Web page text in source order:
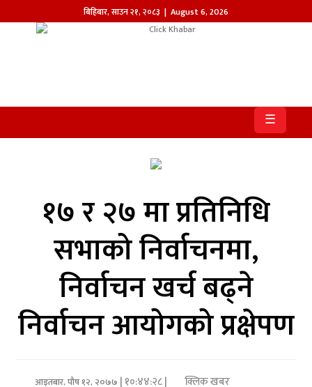
बिहिबार,साउन२१,२०८३ | August 6, 2026
पत्रिका
सम्पादकीय
अन्तर्राष्ट्रिय
☰
१७ र २७ मा प्रतिनिधि
सभाको निर्वाचनमा,
निर्वाचन खर्च बढ्ने
निर्वाचन आयोगको प्रक्षेपण
आइतबार, पौष १२, २०७७ | १०:४४:२८ | क्लिक खबर